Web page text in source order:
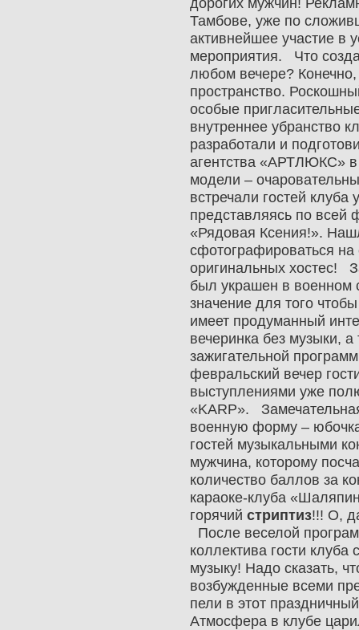
дорогих мужчин!
Тамбове, уже по
активнейшее участие в
мероприятия. Что
любом вечере?
пространство.
особые
внутреннее убранство
разработали и
агентства «АРТЛЮКС»
модели –
встречали гостей
представляясь по всей
«Рядовая Ксения!».
сфотографироваться
оригинальных хостес!
был украшен в военном
значение для того
имеет продуманный
вечеринка без музыки,
зажигательной
февральский вечер
выступлениями уже
«KARP».
военную форму –
гостей музыкальными
мужчина, которому
количество баллов за
караоке-клуба
горячий стриптиз!!! О,
После веселой
коллектива гости клуба
музыку! Надо сказать,
возбужденные всеми
пели в этот
Атмосфера в клубе